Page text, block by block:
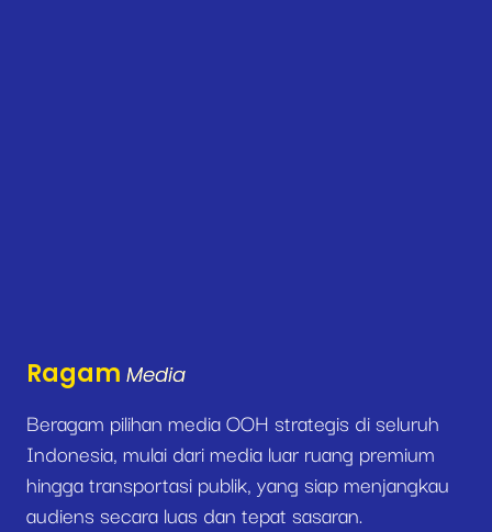
Ragam Media
Beragam pilihan media OOH strategis di seluruh
Indonesia, mulai dari media luar ruang premium
hingga transportasi publik, yang siap menjangkau
audiens secara luas dan tepat sasaran.